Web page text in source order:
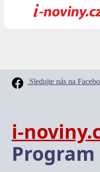
Sledujte nás na
i-